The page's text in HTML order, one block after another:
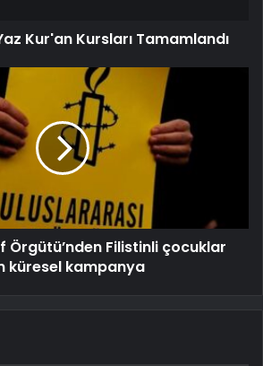
Kur'an Kursları Tamamlandı
Örgütü’nden Filistinli çocuklar
küresel kampanya